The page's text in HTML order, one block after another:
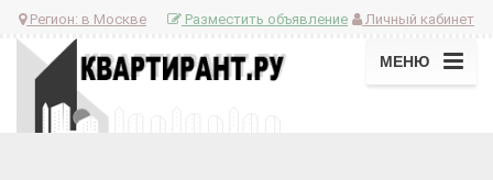
Регион: в Москве Личный кабинет
Разместить объявление
МЕНЮ